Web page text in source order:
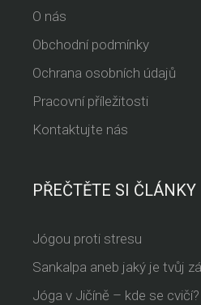
O nás
Obchodní podmínky
Ochrana osobních údajů
Pracovní příležitosti
Kontaktujte nás
PŘEČTĚTE SI ČLÁNKY
Jógou proti stresu
Sankalpa aneb jaký je tvůj
Jóga v Jičíně – kde se cvičí?